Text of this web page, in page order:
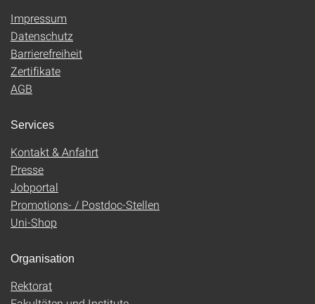
Impressum
Datenschutz
Barrierefreiheit
Zertifikate
AGB
Services
Kontakt & Anfahrt
Presse
Jobportal
Promotions- / Postdoc-Stellen
Uni-Shop
Organisation
Rektorat